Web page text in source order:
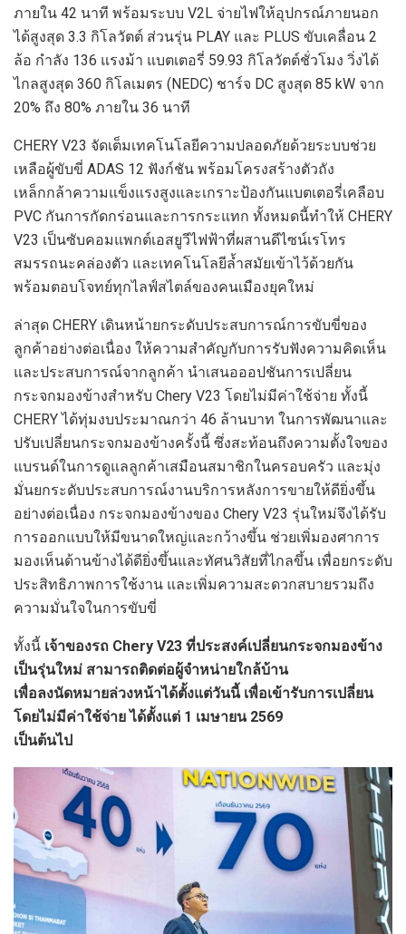
ภายใน 42 นาที พร้อมระบบ V2L จ่ายไฟให้อุปกรณ์ภายนอก
ได้สูงสุด 3.3 กิโลวัตต์ ส่วนรุ่น PLAY และ PLUS ขับเคลื่อน 2
ล้อ กำลัง 136 แรงม้า แบตเตอรี่ 59.93 กิโลวัตต์ชั่วโมง วิ่งได้
ไกลสูงสุด 360 กิโลเมตร (NEDC) ชาร์จ DC สูงสุด 85 kW จาก
20% ถึง 80% ภายใน 36 นาที
CHERY V23 จัดเต็มเทคโนโลยีความปลอดภัยด้วยระบบช่วย
เหลือผู้ขับขี่ ADAS 12 ฟังก์ชัน พร้อมโครงสร้างตัวถัง
เหล็กกล้าความแข็งแรงสูงและเกราะป้องกันแบตเตอรี่เคลือบ
PVC กันการกัดกร่อนและการกระแทก ทั้งหมดนี้ทำให้ CHERY
V23 เป็นซับคอมแพกต์เอสยูวีไฟฟ้าที่ผสานดีไซน์เรโทร
สมรรถนะคล่องตัว และเทคโนโลยีล้ำสมัยเข้าไว้ด้วยกัน
พร้อมตอบโจทย์ทุกไลฟ์สไตล์ของคนเมืองยุคใหม่
ล่าสุด CHERY เดินหน้ายกระดับประสบการณ์การขับขี่ของ
ลูกค้าอย่างต่อเนื่อง ให้ความสำคัญกับการรับฟังความคิดเห็น
และประสบการณ์จากลูกค้า นำเสนอออปชันการเปลี่ยน
กระจกมองข้างสำหรับ Chery V23 โดยไม่มีค่าใช้จ่าย ทั้งนี้
CHERY ได้ทุ่มงบประมาณกว่า 46 ล้านบาท ในการพัฒนาและ
ปรับเปลี่ยนกระจกมองข้างครั้งนี้ ซึ่งสะท้อนถึงความตั้งใจของ
แบรนด์ในการดูแลลูกค้าเสมือนสมาชิกในครอบครัว และมุ่ง
มั่นยกระดับประสบการณ์งานบริการหลังการขายให้ดียิ่งขึ้น
อย่างต่อเนื่อง กระจกมองข้างของ Chery V23 รุ่นใหม่จึงได้รับ
การออกแบบให้มีขนาดใหญ่และกว้างขึ้น ช่วยเพิ่มองศาการ
มองเห็นด้านข้างได้ดียิ่งขึ้นและทัศนวิสัยที่ไกลขึ้น เพื่อยกระดับ
ประสิทธิภาพการใช้งาน และเพิ่มความสะดวกสบายรวมถึง
ความมั่นใจในการขับขี่
ทั้งนี้ เจ้าของรถ Chery V23 ที่ประสงค์เปลี่ยนกระจกมองข้าง
เป็นรุ่นใหม่ สามารถติดต่อผู้จำหน่ายใกล้บ้าน
เพื่อลงนัดหมายล่วงหน้าได้ตั้งแต่วันนี้ เพื่อเข้ารับการเปลี่ยน
โดยไม่มีค่าใช้จ่าย ได้ตั้งแต่ 1 เมษายน 2569
เป็นต้นไป